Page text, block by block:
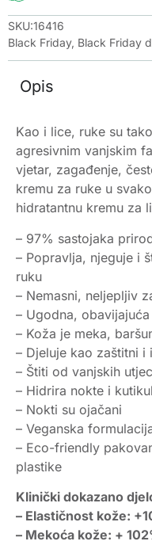
SKU:16416
Black Friday, Black Friday
Opis
Kao i lice, ruke su
agresivnim vanjskim
vjetar, zagađenje,
kremu za ruke u
hidratantnu kremu za
– 97% sastojaka
– Popravlja, njeguje i
ruku
– Nemasni, neljepljiv
– Ugodna,
– Koža je meka,
– Djeluje kao zaštitni i
– Štiti od vanjskih
– Hidrira nokte i
– Nokti su ojačani
– Veganska
– Eco-friendly
plastike
Klinički dokazano
– Elastičnost kože:
– Mekoća kože: +